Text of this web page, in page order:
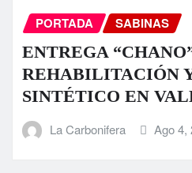
PORTADA SABINAS
ENTREGA
REHABILITACIÓN
SINTÉTICO EN
La Carbonifera Ago 4,